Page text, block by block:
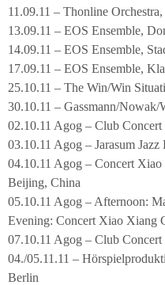
11.09.11 – Thonline
13.09.11 – EOS Ensemble,
14.09.11 – EOS Ensemble,
17.09.11 – EOS Ensemble,
25.10.11 – The Win/Win
30.10.11 – Gassmann/
02.10.11 Agog – Club Concert
03.10.11 Agog – Jarasum Jazz
04.10.11 Agog – Concert
Beijing, China
05.10.11 Agog – Afternoon:
Evening: Concert Xiao Xiang
07.10.11 Agog – Club
04./05.11.11 –
Berlin